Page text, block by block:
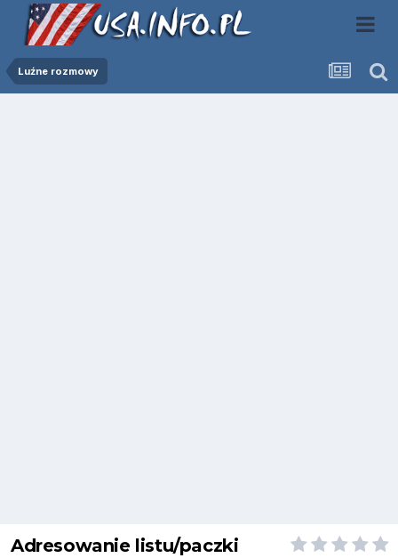
Luźne rozmowy
Adresowanie listu/paczki